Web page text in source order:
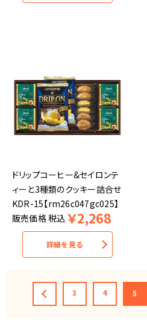
ドリップコーヒー&セイロンテ
ィーと3種類のクッキー詰合せ
KDR-15【rm26c047gc025】
販売価格税込 ￥2,268
詳細を見る
3 4 5